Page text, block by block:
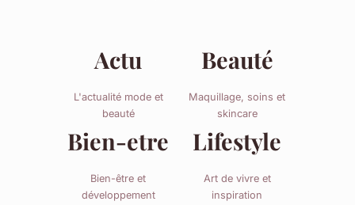
Actu
L'actualité mode et
beauté
Beauté
Maquillage, soins et
skincare
Bien-etre
Bien-être et
développement
Lifestyle
Art de vivre et
inspiration